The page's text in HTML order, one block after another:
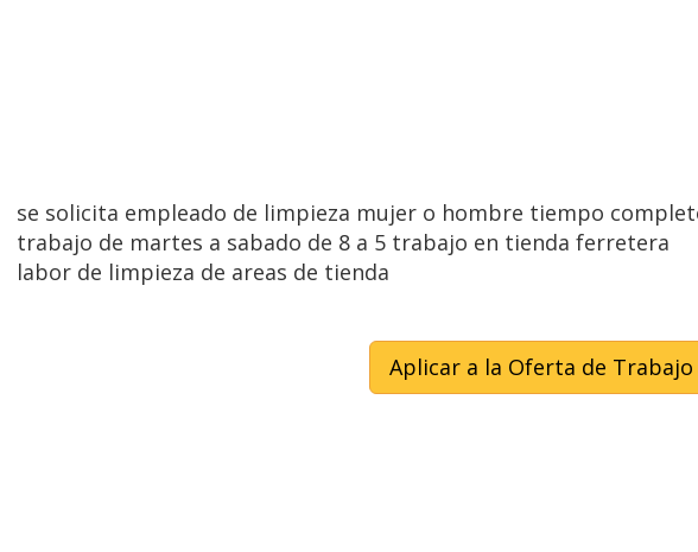
se solicita empleado de limpieza mujer o hombre tiempo
trabajo de martes a sabado de 8 a 5 trabajo en tienda ferretera
labor de limpieza de areas de tienda
Aplicar a la Oferta de Trabajo